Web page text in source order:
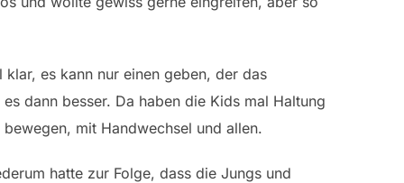
es kann nur einen geben, der das
dann besser. Da haben die Kids mal Haltung
mit Handwechsel und allen.
hatte zur Folge, dass die Jungs und